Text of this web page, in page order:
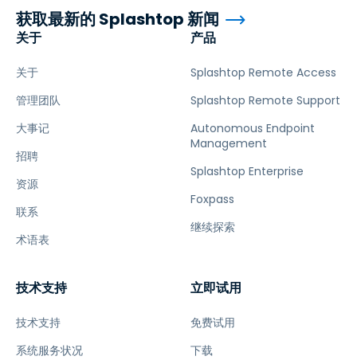
关于
关于
管理团队
大事记
招聘
资源
联系
术语表
产品
Splashtop Remote Access
Splashtop Remote Support
Autonomous Endpoint
Management
Splashtop Enterprise
Foxpass
继续探索
技术支持
技术支持
系统服务状况
立即试用
免费试用
下载
获取最新的 Splashtop 新闻